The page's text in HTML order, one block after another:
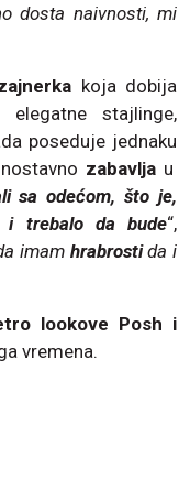
dosta naivnosti, mi
koja dobija
stajlinge,
poseduje jednaku
zabavlja u
sa odećom, što je,
i trebalo da bude“,
imam hrabrostida i
lookove Posh i
vremena.